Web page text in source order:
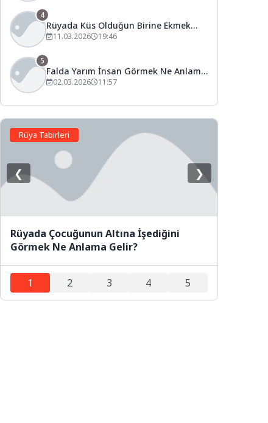
4
Rüyada Küs Olduğun Birine Ekmek
Vermek Ne Anlama Gelir?
11.03.2026 19:46
5
Falda Yarım İnsan Görmek Ne Anlama
Gelir?
02.03.2026 11:57
Rüya Tabirleri
Rüyada Çocuğunun Altına İşediğini
Görmek Ne Anlama Gelir?
❮ ❯
1 2 3 4 5